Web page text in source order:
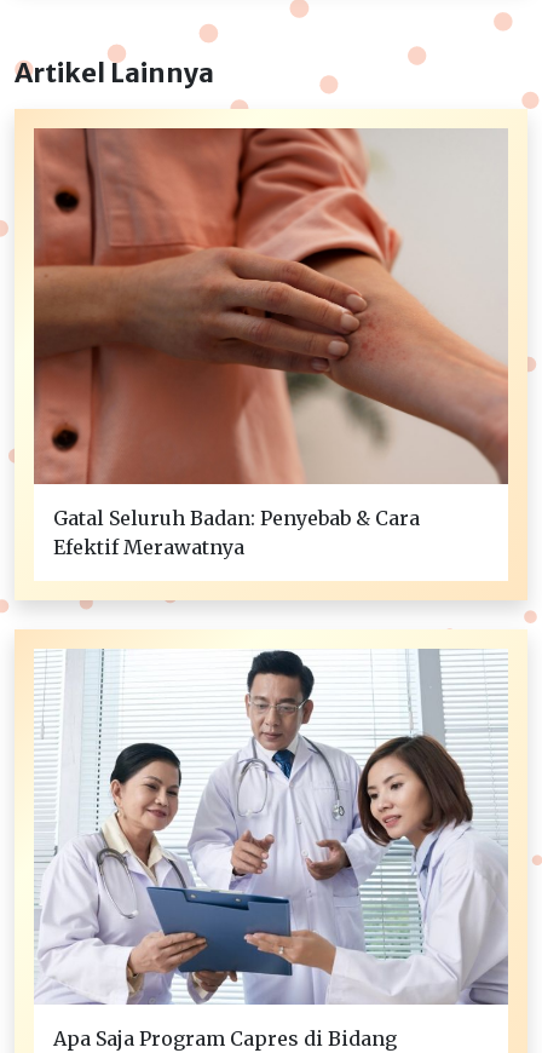
Artikel Lainnya
Gatal Seluruh Badan: Penyebab & Cara
Efektif Merawatnya
Apa Saja Program Capres di Bidang